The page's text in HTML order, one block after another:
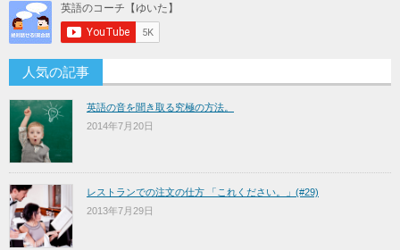
人気の記事
英語の音を聞き取る究極の方法。
2014年7月20日
レストランでの注文の仕方 「これください。」(#29)
2013年7月29日